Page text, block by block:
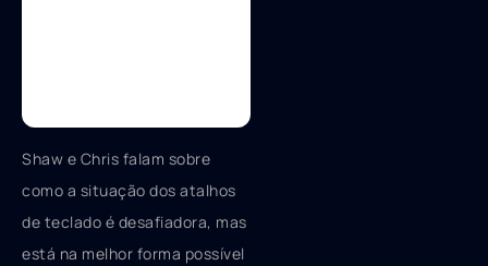
Shaw e Chris falam sobre
como a situação dos atalhos
de teclado é desafiadora, mas
está na melhor forma possível